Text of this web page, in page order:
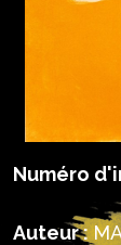
Numéro
Auteur :